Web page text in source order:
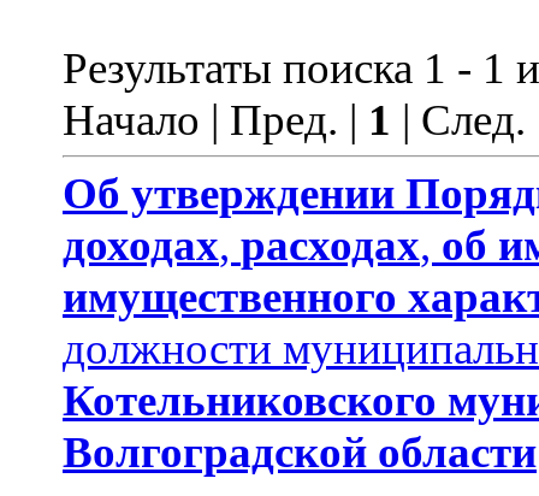
Результаты поиска 1 - 1
Начало | Пред. | 1 |
Об утверждении
доходах, расходах, об
имущественного
должности
Котельниковского
Волгоградской области